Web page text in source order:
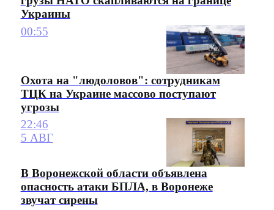
Украины
00:55
Охота на "людоловов": сотрудникам
ТЦК на Украине массово поступают
угрозы
22:46
5 АВГ
В Воронежской области объявлена
опасность атаки БПЛА, в Воронеже
звучат сирены